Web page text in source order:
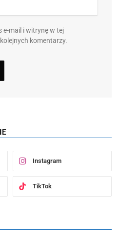
e-mail i witrynę w tej
komentarzy.
Instagram
TikTok